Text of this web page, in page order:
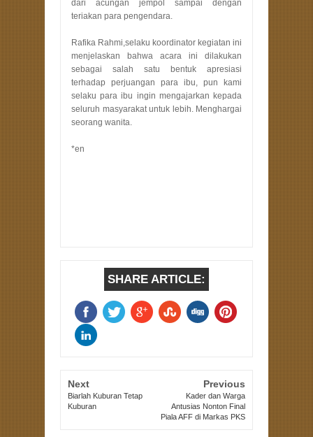
dari acungan jempol sampai dengan
teriakan para pengendara.
Rafika Rahmi,selaku koordinator kegiatan ini
menjelaskan bahwa acara ini dilakukan
sebagai salah satu bentuk apresiasi
terhadap perjuangan para ibu, pun kami
selaku para ibu ingin mengajarkan kepada
seluruh masyarakat untuk lebih. Menghargai
seorang wanita.
*en
SHARE ARTICLE:
Next
Biarlah Kuburan Tetap
Kuburan
Previous
Kader dan Warga
Antusias Nonton Final
Piala AFF di Markas PKS